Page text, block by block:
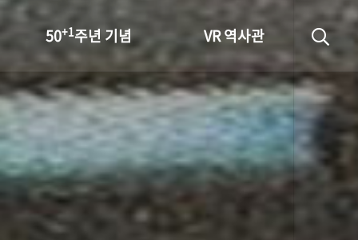
50+1주년 기념
성과 50선
숫자로 보는 50년
50
주년 광장
세계와 함께 한 KIHASA
VR 역사관